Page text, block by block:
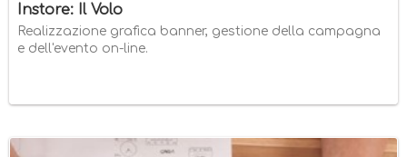
Instore: Il Volo
Realizzazione grafica banner, gestione della campagna
e dell'evento on-line.